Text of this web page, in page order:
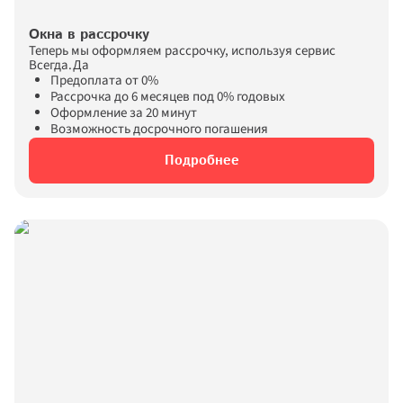
Окна в рассрочку
Теперь мы оформляем рассрочку, используя сервис
Всегда.Да
Предоплата от 0%
Рассрочка до 6 месяцев под 0% годовых
Оформление за 20 минут
Возможность досрочного погашения
Подробнее